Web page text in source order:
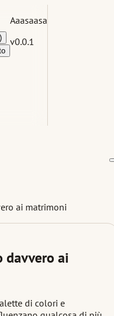
Aaasaasa
v0.0.1
ai matrimoni
davvero ai
di colori e